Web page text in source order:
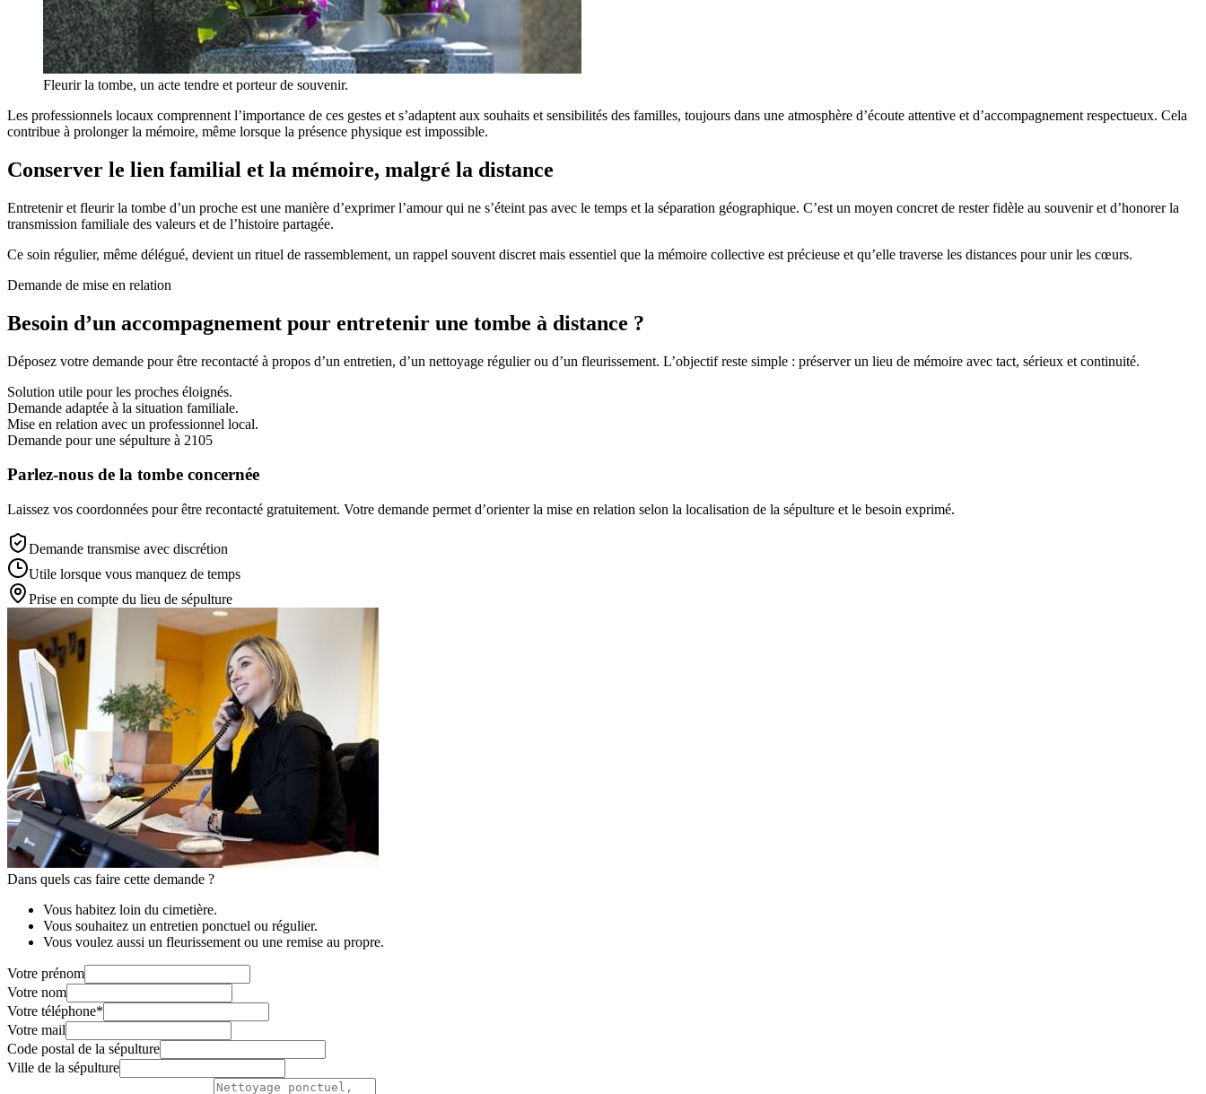
Fleurir la tombe, un acte tendre et porteur de souvenir.
Les professionnels locaux comprennent l’importance de ces gestes et s’adaptent aux souhaits et sensibilités des familles, toujours dans une atmosphère d’écoute attentive et d’accompagnement respectueux. Cela
contribue à prolonger la mémoire, même lorsque la présence physique est impossible.
Conserver le lien familial et la mémoire, malgré la distance
Entretenir et fleurir la tombe d’un proche est une manière d’exprimer l’amour qui ne s’éteint pas avec le temps et la séparation géographique. C’est un moyen concret de rester fidèle au souvenir et d’honorer la
transmission familiale des valeurs et de l’histoire partagée.
Ce soin régulier, même délégué, devient un rituel de rassemblement, un rappel souvent discret mais essentiel que la mémoire collective est précieuse et qu’elle traverse les distances pour unir les cœurs.
Demande de mise en relation
Besoin d’un accompagnement pour entretenir une tombe à distance ?
Déposez votre demande pour être recontacté à propos d’un entretien, d’un nettoyage régulier ou d’un fleurissement. L’objectif reste simple : préserver un lieu de mémoire avec tact, sérieux et continuité.
Solution utile pour les proches éloignés.
Demande adaptée à la situation familiale.
Mise en relation avec un professionnel local.
Demande pour une sépulture à 2105
Parlez-nous de la tombe concernée
Laissez vos coordonnées pour être recontacté gratuitement. Votre demande permet d’orienter la mise en relation selon la localisation de la sépulture et le besoin exprimé.
Demande transmise avec discrétion
Utile lorsque vous manquez de temps
Prise en compte du lieu de sépulture
Dans quels cas faire cette demande ?
Vous habitez loin du cimetière.
Vous souhaitez un entretien ponctuel ou régulier.
Vous voulez aussi un fleurissement ou une remise au propre.
Votre prénom
Votre nom
Votre téléphone*
Votre mail
Code postal de la sépulture
Ville de la sépulture